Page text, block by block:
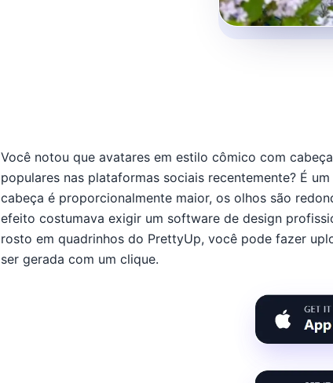
Você notou que avatares em estilo cômico com
populares nas plataformas sociais recentemente? É
cabeça é proporcionalmente maior, os olhos são
efeito costumava exigir um software de design
rosto em quadrinhos do PrettyUp, você pode fazer
ser gerada com um clique.